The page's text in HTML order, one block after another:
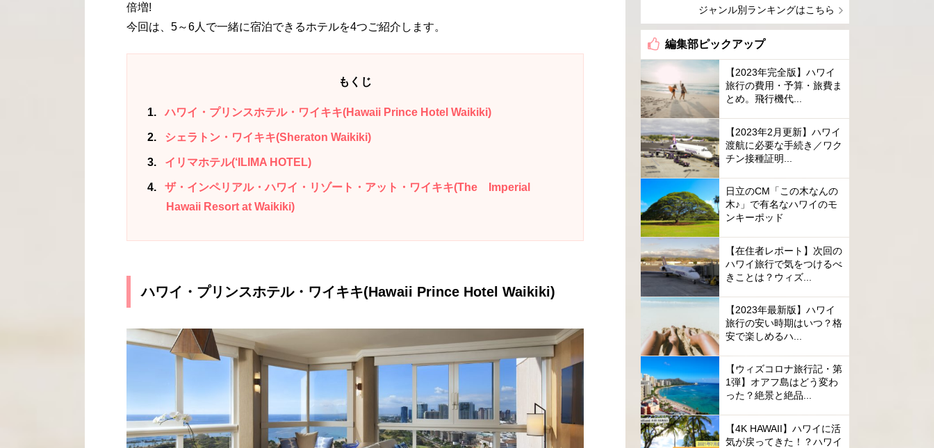
倍増!
今回は、5～6人で一緒に宿泊できるホテルを4つご紹介します。
もくじ
1 ハワイ・プリンスホテル・ワイキキ(Hawaii Prince Hotel Waikiki)
2 シェラトン・ワイキキ(Sheraton Waikiki)
3 イリマホテル(‘ILIMA HOTEL)
4
ザ・インペリアル・ハワイ・リゾート・アット・ワイキキ(The Imperial
Hawaii Resort at Waikiki)
ハワイ・プリンスホテル・ワイキキ(Hawaii Prince Hotel Waikiki)
ジャンル別ランキングはこちら
編集部ピックアップ
【2023年完全版】ハワイ
旅行の費用・予算・旅費ま
とめ。飛行機代...
【2023年2月更新】ハワイ
渡航に必要な手続き／ワク
チン接種証明...
日立のCM「この木なんの
木♪」で有名なハワイのモ
ンキーポッド
【在住者レポート】次回の
ハワイ旅行で気をつけるべ
きことは？ウィズ...
【2023年最新版】ハワイ
旅行の安い時期はいつ？格
安で楽しめるハ...
【ウィズコロナ旅行記・第
1弾】オアフ島はどう変わ
った？絶景と絶品...
【4K HAWAII】ハワイに活
気が戻ってきた！？ハワイ